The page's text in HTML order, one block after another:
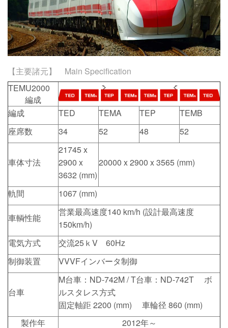
【主要諸元】 Main Specification
TEMU2000
編成
編成
TED TEMA TEP TEMB
座席数
34 52 48 52
車体寸法
21745 x
2900 x
3632 (mm)
20000 x 2900 x 3565 (mm)
軌間 1067 (mm)
車輌性能
営業最高速度140 km/h (設計最高速度
150km/h)
電気方式
交流25ｋV 60Hz
制御装置
VVVFインバータ制御
台車
M台車：ND-742M / T台車：ND-742T ボ
ルスタレス方式
固定軸距 2200 (mm) 車輪径 860 (mm)
製作年
2012年～